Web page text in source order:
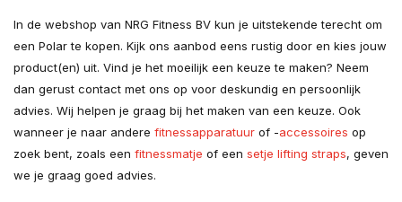
In de webshop van NRG Fitness BV kun je uitstekende terecht om
een Polar te kopen. Kijk ons aanbod eens rustig door en kies jouw
product(en) uit. Vind je het moeilijk een keuze te maken? Neem
dan gerust contact met ons op voor deskundig en persoonlijk
advies. Wij helpen je graag bij het maken van een keuze. Ook
wanneer je naar andere fitnessapparatuur of -accessoires op
zoek bent, zoals een fitnessmatje of een setje lifting straps, geven
we je graag goed advies.